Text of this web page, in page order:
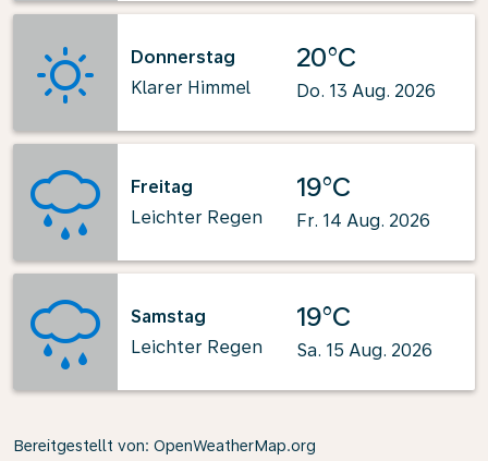
Donnerstag
Klarer Himmel
20°C
Do. 13 Aug. 2026
Freitag
Leichter Regen
19°C
Fr. 14 Aug. 2026
Samstag
Leichter Regen
19°C
Sa. 15 Aug. 2026
Bereitgestellt von: OpenWeatherMap.org